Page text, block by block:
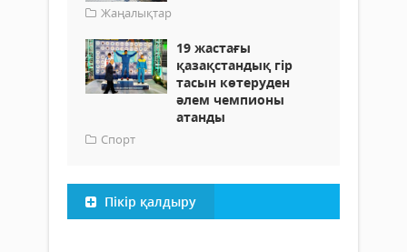
Жаңалықтар
19 жастағы
қазақстандық гір
тасын көтеруден
әлем чемпионы
атанды
Спорт
Пікір қалдыру